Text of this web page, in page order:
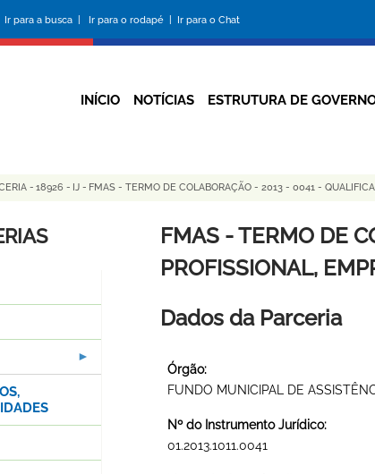
Ir para a busca | Ir para o rodapé | Ir para o Chat
da
INÍCIO NOTÍCIAS ESTRUTURA DE
- 18926 - IJ - FMAS - TERMO DE COLABORAÇÃO - 2013 - 0041 -
FMAS - TERMO DE
PROFISSIONAL,
Dados da Parceria
Órgão:
FUNDO MUNICIPAL DE
Nº do Instrumento Jurídico:
01.2013.1011.0041